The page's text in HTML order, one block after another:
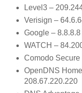
Level3 –
Verisign –
Google –
WATCH –
Comodo
OpenDNS
208.67.220.220